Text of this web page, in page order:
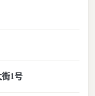
1号